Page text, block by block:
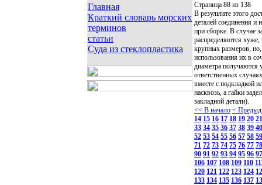
Главная
Краткий словарь морских
терминов
статьи
Суда из стеклопластика
Страница 88 из 138
В результате этого
деталей соединения и
при сборке. В случае
распределяются
крупных размеров, но,
использования их в
диаметра получаются
ответственных
вместе с подкладкой
насквозь, а гайки
закладной детали).
<< В начало <
14 15 16 17 18 19 20 21
33 34 35 36 37 38 39 40
52 53 54 55 56 57 58 59
71 72 73 74 75 76 77 78
90 91 92 93 94 95 96 97
106 107 108 109 110
120 121 122 123 124
133 134 135 136 137